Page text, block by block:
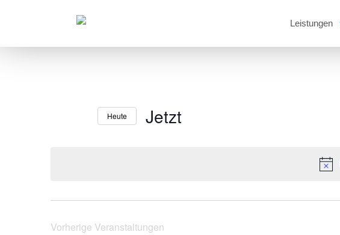
Leistungen
Heute Jetzt
Vorherige Veranstaltungen